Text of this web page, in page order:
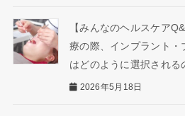
【みんなのヘルスケア
療の際、インプラント・
はどのように選択される
2026年5月18日